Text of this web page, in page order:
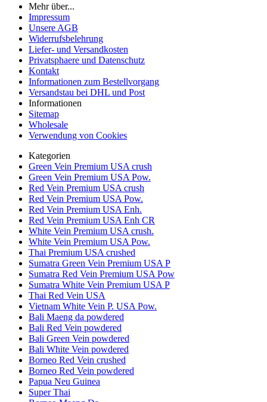
Mehr über...
Impressum
Unsere AGB
Widerrufsbelehrung
Liefer- und Versandkosten
Privatsphaere und Datenschutz
Kontakt
Informationen zum Bestellvorgang
Versandstau bei DHL und Post
Informationen
Sitemap
Wholesale
Verwendung von Cookies
Kategorien
Green Vein Premium USA crush
Green Vein Premium USA Pow.
Red Vein Premium USA crush
Red Vein Premium USA Pow.
Red Vein Premium USA Enh.
Red Vein Premium USA Enh CR
White Vein Premium USA crush.
White Vein Premium USA Pow.
Thai Premium USA crushed
Sumatra Green Vein Premium USA P
Sumatra Red Vein Premium USA Pow
Sumatra White Vein Premium USA P
Thai Red Vein USA
Vietnam White Vein P. USA Pow.
Bali Maeng da powdered
Bali Red Vein powdered
Bali Green Vein powdered
Bali White Vein powdered
Borneo Red Vein crushed
Borneo Red Vein powdered
Papua Neu Guinea
Super Thai